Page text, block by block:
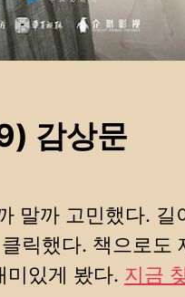
감상문
말까 고민했다. 길
릭했다. 책으로도
미있게 봤다. 지금